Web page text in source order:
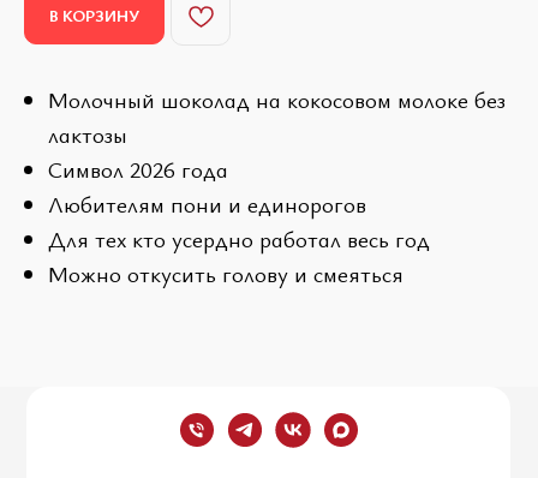
В КОРЗИНУ
Молочный шоколад на кокосовом молоке без
лактозы
Символ 2026 года
Любителям пони и единорогов
Для тех кто усердно работал весь год
Можно откусить голову и смеяться